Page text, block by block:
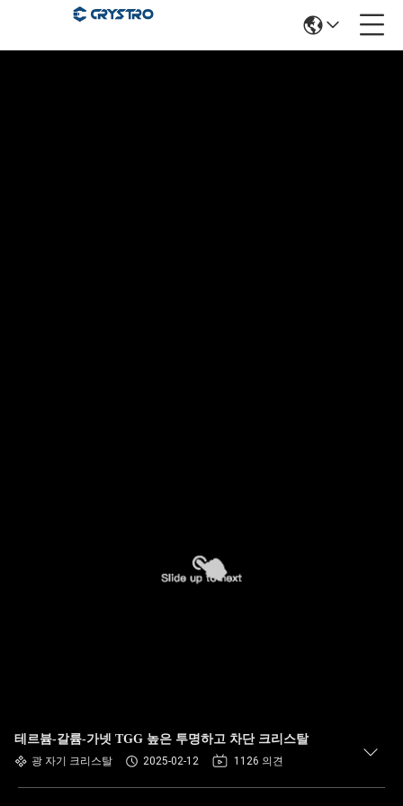
테르븀-갈륨-가넷 TGG 높은 투명하고 차단 크리스탈
광 자기 크리스탈 2025-02-12 1126 의견